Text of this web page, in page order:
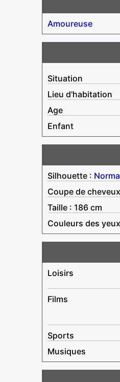
Amoureuse
Situation
Lieu d'habitation
Age
Enfant
Silhouette :
Coupe de
Taille : 186 cm
Couleurs des
Loisirs
Films
Sports
Musiques